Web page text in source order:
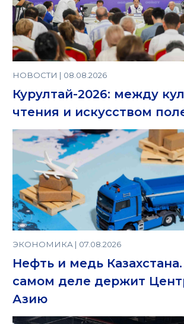
НОВОСТИ | 08.08.2026
Курултай-2026: между
чтения и искусством
ЭКОНОМИКА | 07.08.2026
Нефть и медь
самом деле держит
Азию